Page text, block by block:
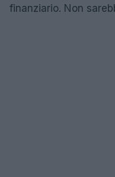
finanziario. Non